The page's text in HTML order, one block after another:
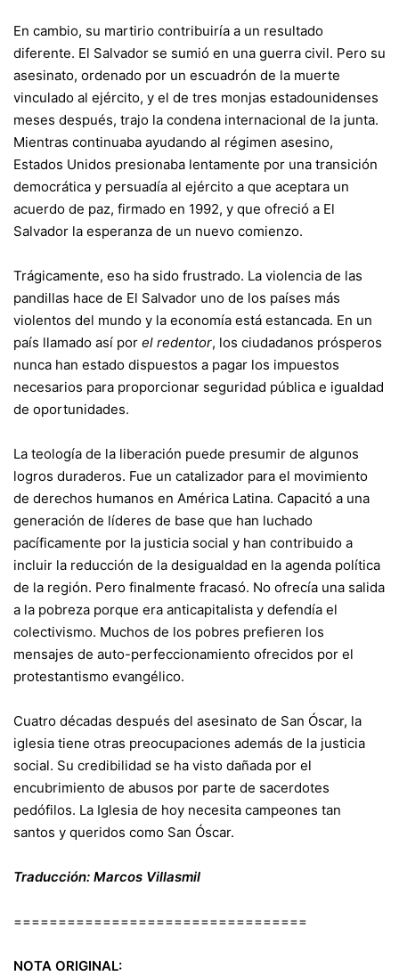
En cambio, su martirio contribuiría a un resultado
diferente. El Salvador se sumió en una guerra civil. Pero su
asesinato, ordenado por un escuadrón de la muerte
vinculado al ejército, y el de tres monjas estadounidenses
meses después, trajo la condena internacional de la junta.
Mientras continuaba ayudando al régimen asesino,
Estados Unidos presionaba lentamente por una transición
democrática y persuadía al ejército a que aceptara un
acuerdo de paz, firmado en 1992, y que ofreció a El
Salvador la esperanza de un nuevo comienzo.
Trágicamente, eso ha sido frustrado. La violencia de las
pandillas hace de El Salvador uno de los países más
violentos del mundo y la economía está estancada. En un
país llamado así por el redentor, los ciudadanos prósperos
nunca han estado dispuestos a pagar los impuestos
necesarios para proporcionar seguridad pública e igualdad
de oportunidades.
La teología de la liberación puede presumir de algunos
logros duraderos. Fue un catalizador para el movimiento
de derechos humanos en América Latina. Capacitó a una
generación de líderes de base que han luchado
pacíficamente por la justicia social y han contribuido a
incluir la reducción de la desigualdad en la agenda política
de la región. Pero finalmente fracasó. No ofrecía una salida
a la pobreza porque era anticapitalista y defendía el
colectivismo. Muchos de los pobres prefieren los
mensajes de auto-perfeccionamiento ofrecidos por el
protestantismo evangélico.
Cuatro décadas después del asesinato de San Óscar, la
iglesia tiene otras preocupaciones además de la justicia
social. Su credibilidad se ha visto dañada por el
encubrimiento de abusos por parte de sacerdotes
pedófilos. La Iglesia de hoy necesita campeones tan
santos y queridos como San Óscar.
Traducción: Marcos Villasmil
=================================
NOTA ORIGINAL: